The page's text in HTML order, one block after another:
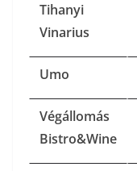
Tihanyi
Vinarius
Umo
Végállomás
Bistro&Wine